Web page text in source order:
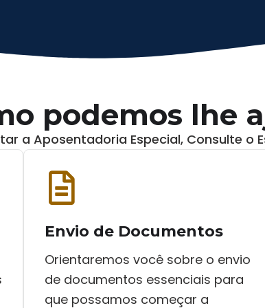
podemos lhe
a Aposentadoria Especial, Consulte o
Envio de Documentos
Orientaremos você sobre o envio
de documentos essenciais para
que possamos começar a